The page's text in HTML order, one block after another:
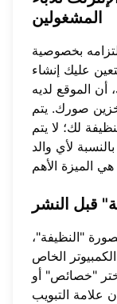
المشغولين
بخصوصية
عليك إنشاء
الموقع لديه
صورك. يتم
لك؛ لا يتم
لأي والد
قبل النشر
"النظيفة"،
الخاص
"خصائص" أو
التبويب